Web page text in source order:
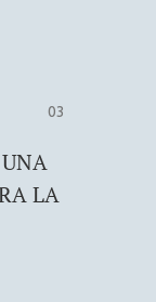
03
LA